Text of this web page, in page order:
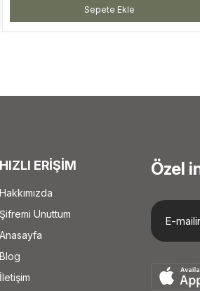
Sepete Ekle
HIZLI ERİŞİM
Hakkımızda
Şifremi Unuttum
Anasayfa
Blog
İletişim
Özel